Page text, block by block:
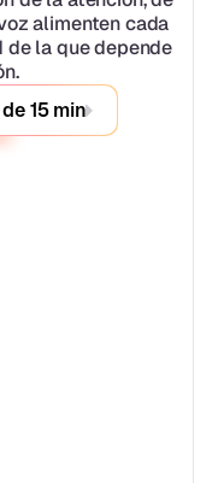
alimenten cada
de la que depende
15 min